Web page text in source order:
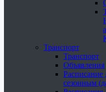
Транспорт
Транспорт
Объявления
Расписание
сезонным